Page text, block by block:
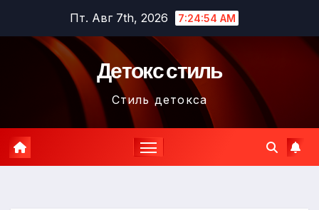
содержимому
Пт. Авг 7th, 2026 7:24:55 AM
Детокс стиль
Стиль детокса